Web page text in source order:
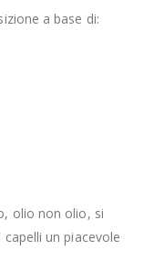
a base di:
olio non olio, si
un piacevole